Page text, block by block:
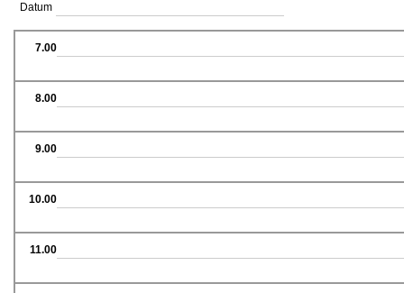
Datum
7.00
8.00
9.00
10.00
11.00